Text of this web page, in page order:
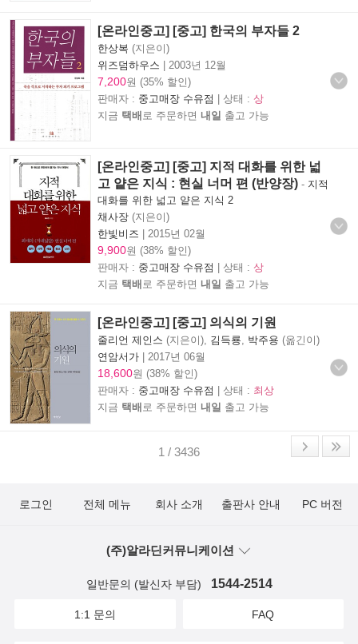
[온라인중고] [중고] 한국의 부자들 2
한상복 (지은이)
위즈덤하우스
2003년 12월
7,200원 (35% 할인)
판매자 : 중고매장 수유점 | 상태 : 상
지금 택배 로 주문하면 내일 출고 가능
[온라인중고] [중고] 지적 대화를 위한 넓
고 얕은 지식 : 현실 너머 편 (반양장) - 지적
대화를 위한 넓고 얕은 지식 2
채사장 (지은이)
한빛비즈
2015년 02월
9,900원 (38% 할인)
판매자 : 중고매장 수유점 | 상태 : 상
지금 택배 로 주문하면 내일 출고 가능
[온라인중고] [중고] 의식의 기원
줄리언 제인스 (지은이), 김득룡, 박주용 (옮긴이)
연암서가
2017년 06월
18,600원 (38% 할인)
판매자 : 중고매장 수유점 | 상태 : 최상
지금 택배 로 주문하면 내일 출고 가능
1 / 3436
로그인 전체 메뉴 회사 소개 출판사 안내 PC 버전
(주)알라딘커뮤니케이션
일반문의 (발신자 부담) 1544-2514
1:1 문의 FAQ